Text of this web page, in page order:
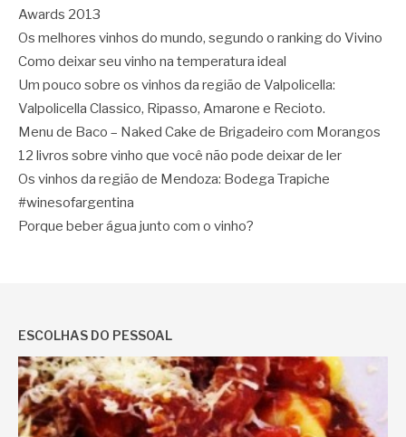
Awards 2013
Os melhores vinhos do mundo, segundo o ranking do Vivino
Como deixar seu vinho na temperatura ideal
Um pouco sobre os vinhos da região de Valpolicella:
Valpolicella Classico, Ripasso, Amarone e Recioto.
Menu de Baco – Naked Cake de Brigadeiro com Morangos
12 livros sobre vinho que você não pode deixar de ler
Os vinhos da região de Mendoza: Bodega Trapiche
#winesofargentina
Porque beber água junto com o vinho?
ESCOLHAS DO PESSOAL